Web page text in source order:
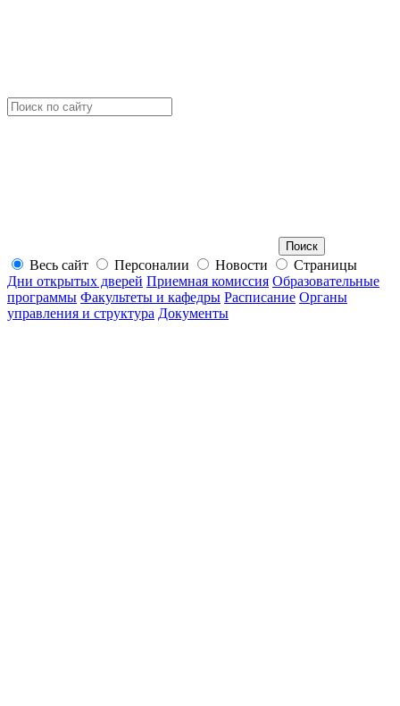
Весь сайт Персоналии Новости
Страницы
Дни открытых дверей Приемная комиссия Образовательные
программы Факультеты и кафедры Расписание Органы
управления и структура Документы